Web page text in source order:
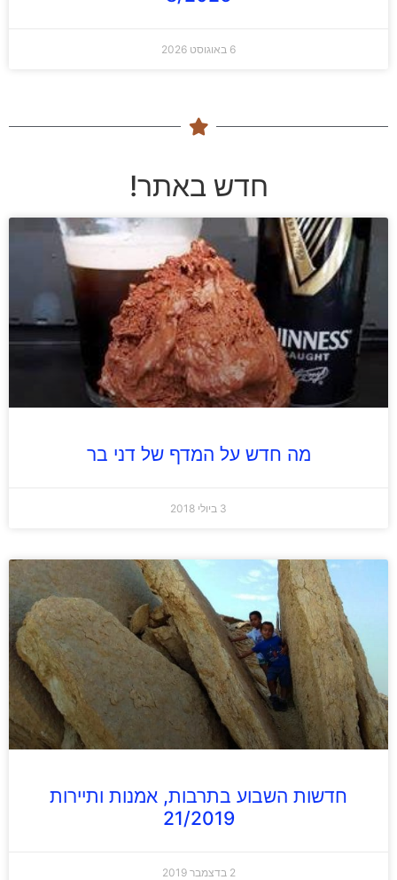
6 באוגוסט 2026
חדש באתר!
מה חדש על המדף של דני בר
3 ביולי 2018
חדשות השבוע בתרבות, אמנות ותיירות
21/2019
2 בדצמבר 2019